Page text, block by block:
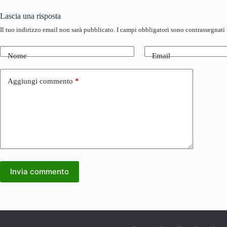
Lascia una risposta
Il tuo indirizzo email non sarà pubblicato. I campi obbligatori sono contrassegnati
Nome Email
Aggiungi commento *
Invia commento